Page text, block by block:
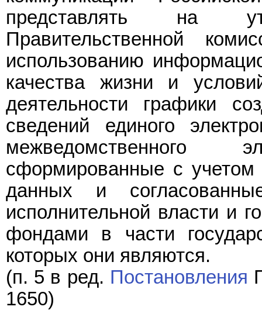
представлять на
Правительственной
использованию
качества жизни и
деятельности графики
сведений единого
межведомственного
сформированные с учетом
данных и
исполнительной власти и
фондами в части
которых они являются.
(п. 5 в ред. Постановления
1650)